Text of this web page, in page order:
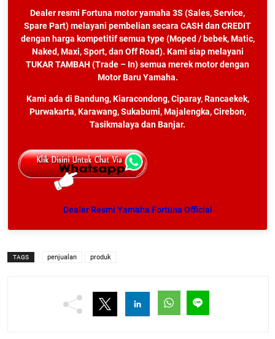
Dealer resmi Fortuna motor yamaha 3S (Sales, Service,
Spare Part) melayani pembelian secara CASH dan CREDIT
dengan harga kompetitif semua type (Moped / bebek, Matic,
Naked, Maxi, Sport, dan Off Road). Kami siap melayani
TUKAR TAMBAH (Trade – In) semua merek motor dengan
Motor Baru Yamaha.
Kami ada di Bandung, Kiaracondong, Ciparay, Rancaekek,
Purwakarta, Karawang, Sukabumi, Majalengka, Cirebon,
Tasikmalaya dan Banjar.
Dealer Resmi Yamaha Fortuna Official
TAGS penjualan produk